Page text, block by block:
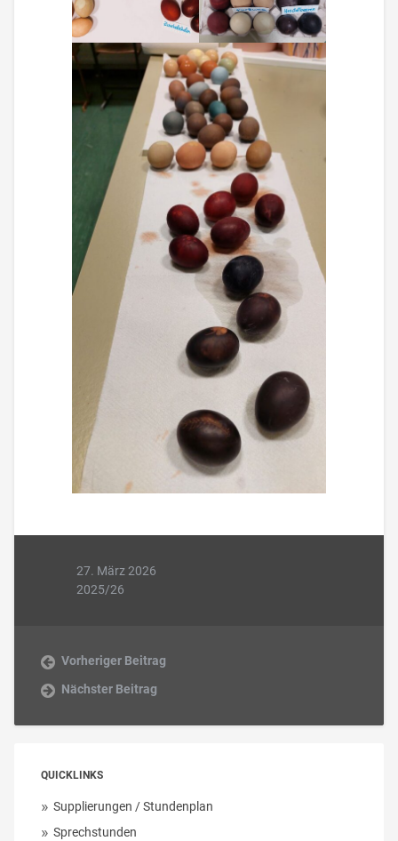
27. März 2026
2025/26
Vorheriger Beitrag
Nächster Beitrag
QUICKLINKS
Supplierungen / Stundenplan
Sprechstunden